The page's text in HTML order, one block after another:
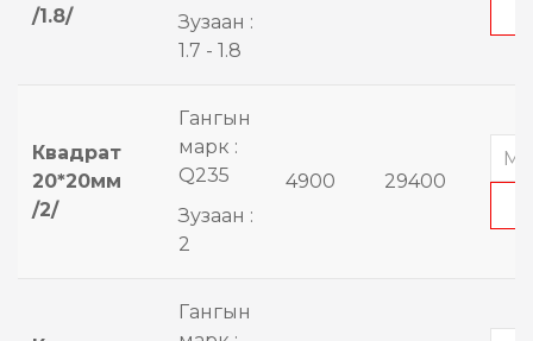
/1.8/
Зузаан :
1.7 - 1.8
Квадрат
20*20мм
/2/
Гангын
марк :
Q235
Зузаан :
2
4900 29400
Гангын